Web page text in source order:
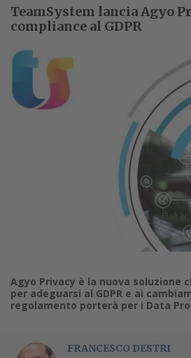
TeamSystem lancia Agyo
compliance al GDPR
Agyo Privacy è la nuova soluzione
per adeguarsi al GDPR e ai
regolamento porterà per i Data
FRANCESCO DESTRI